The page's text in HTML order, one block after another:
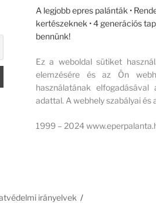
A legjobb epres palánták •
kertészeknek • 4 generációs
bennünk!
Ez a weboldal sütiket
elemzésére és az Ön
használatának
adattal. A webhely szabályai és
1999 – 2024
irányelvek